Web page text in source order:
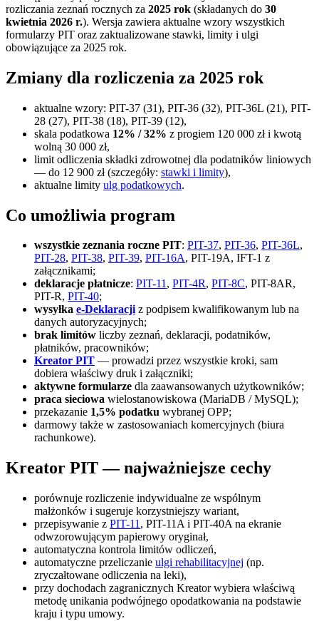
rozliczania zeznań rocznych za 2025 rok (składanych do 30
kwietnia 2026 r.). Wersja zawiera aktualne wzory wszystkich
formularzy PIT oraz zaktualizowane stawki, limity i ulgi
obowiązujące za 2025 rok.
Zmiany dla rozliczenia za 2025 rok
aktualne wzory: PIT-37 (31), PIT-36 (32), PIT-36L (21), PIT-
28 (27), PIT-38 (18), PIT-39 (12),
skala podatkowa 12% / 32% z progiem 120 000 zł i kwotą
wolną 30 000 zł,
limit odliczenia składki zdrowotnej dla podatników liniowych
— do 12 900 zł (szczegóły: stawki i limity),
aktualne limity ulg podatkowych.
Co umożliwia program
wszystkie zeznania roczne PIT: PIT-37, PIT-36, PIT-36L,
PIT-28, PIT-38, PIT-39, PIT-16A, PIT-19A, IFT-1 z
załącznikami;
deklaracje płatnicze: PIT-11, PIT-4R, PIT-8C, PIT-8AR,
PIT-R, PIT-40;
wysyłka e-Deklaracjiz podpisem kwalifikowanym lub na
danych autoryzacyjnych;
brak limitów liczby zeznań, deklaracji, podatników,
płatników, pracowników;
Kreator PIT — prowadzi przez wszystkie kroki, sam
dobiera właściwy druk i załączniki;
aktywne formularze dla zaawansowanych użytkowników;
praca sieciowa wielostanowiskowa (MariaDB / MySQL);
przekazanie 1,5% podatku wybranej OPP;
darmowy także w zastosowaniach komercyjnych (biura
rachunkowe).
Kreator PIT — najważniejsze cechy
porównuje rozliczenie indywidualne ze wspólnym
małżonków i sugeruje korzystniejszy wariant,
przepisywanie z PIT-11 , PIT-11A i PIT-40A na ekranie
odwzorowującym papierowy oryginał,
automatyczna kontrola limitów odliczeń,
automatyczne przeliczanie ulgi rehabilitacyjnej (np.
zryczałtowane odliczenia na leki),
przy dochodach zagranicznych Kreator wybiera właściwą
metodę unikania podwójnego opodatkowania na podstawie
kraju i typu umowy.